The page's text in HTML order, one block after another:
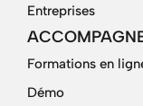
Entreprises
Formations en
Démo